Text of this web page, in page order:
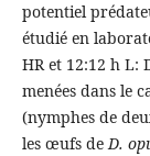
potentiel
étudié en
HR et 12:12 h L:
menées dans le
(nymphes de
les œufs deD.